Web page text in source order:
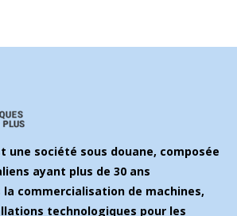
une société sous douane, composée
ayant plus de 30 ans
la commercialisation de machines,
technologiques pour les